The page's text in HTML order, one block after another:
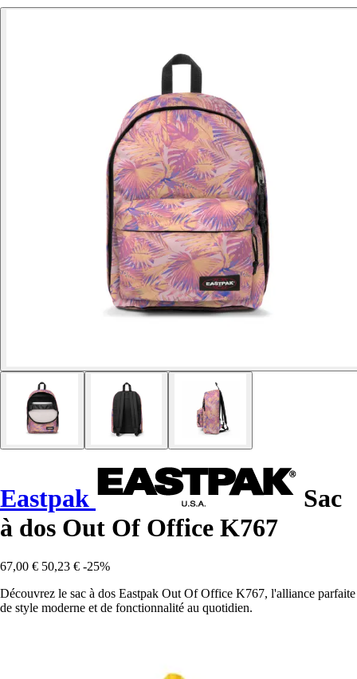
Eastpak
Sac
à dos Out Of Office K767
67,00 € 50,23 € -25%
Découvrez le sac à dos Eastpak Out Of Office K767, l'alliance parfaite
de style moderne et de fonctionnalité au quotidien.